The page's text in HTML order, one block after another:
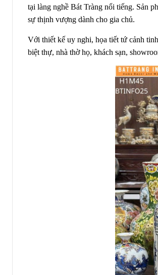
tại làng nghề Bát Tràng nổi tiếng. Sản
sự thịnh vượng dành cho gia chủ.
Với thiết kế uy nghi, họa tiết tứ cảnh
biệt thự, nhà thờ họ, khách sạn,